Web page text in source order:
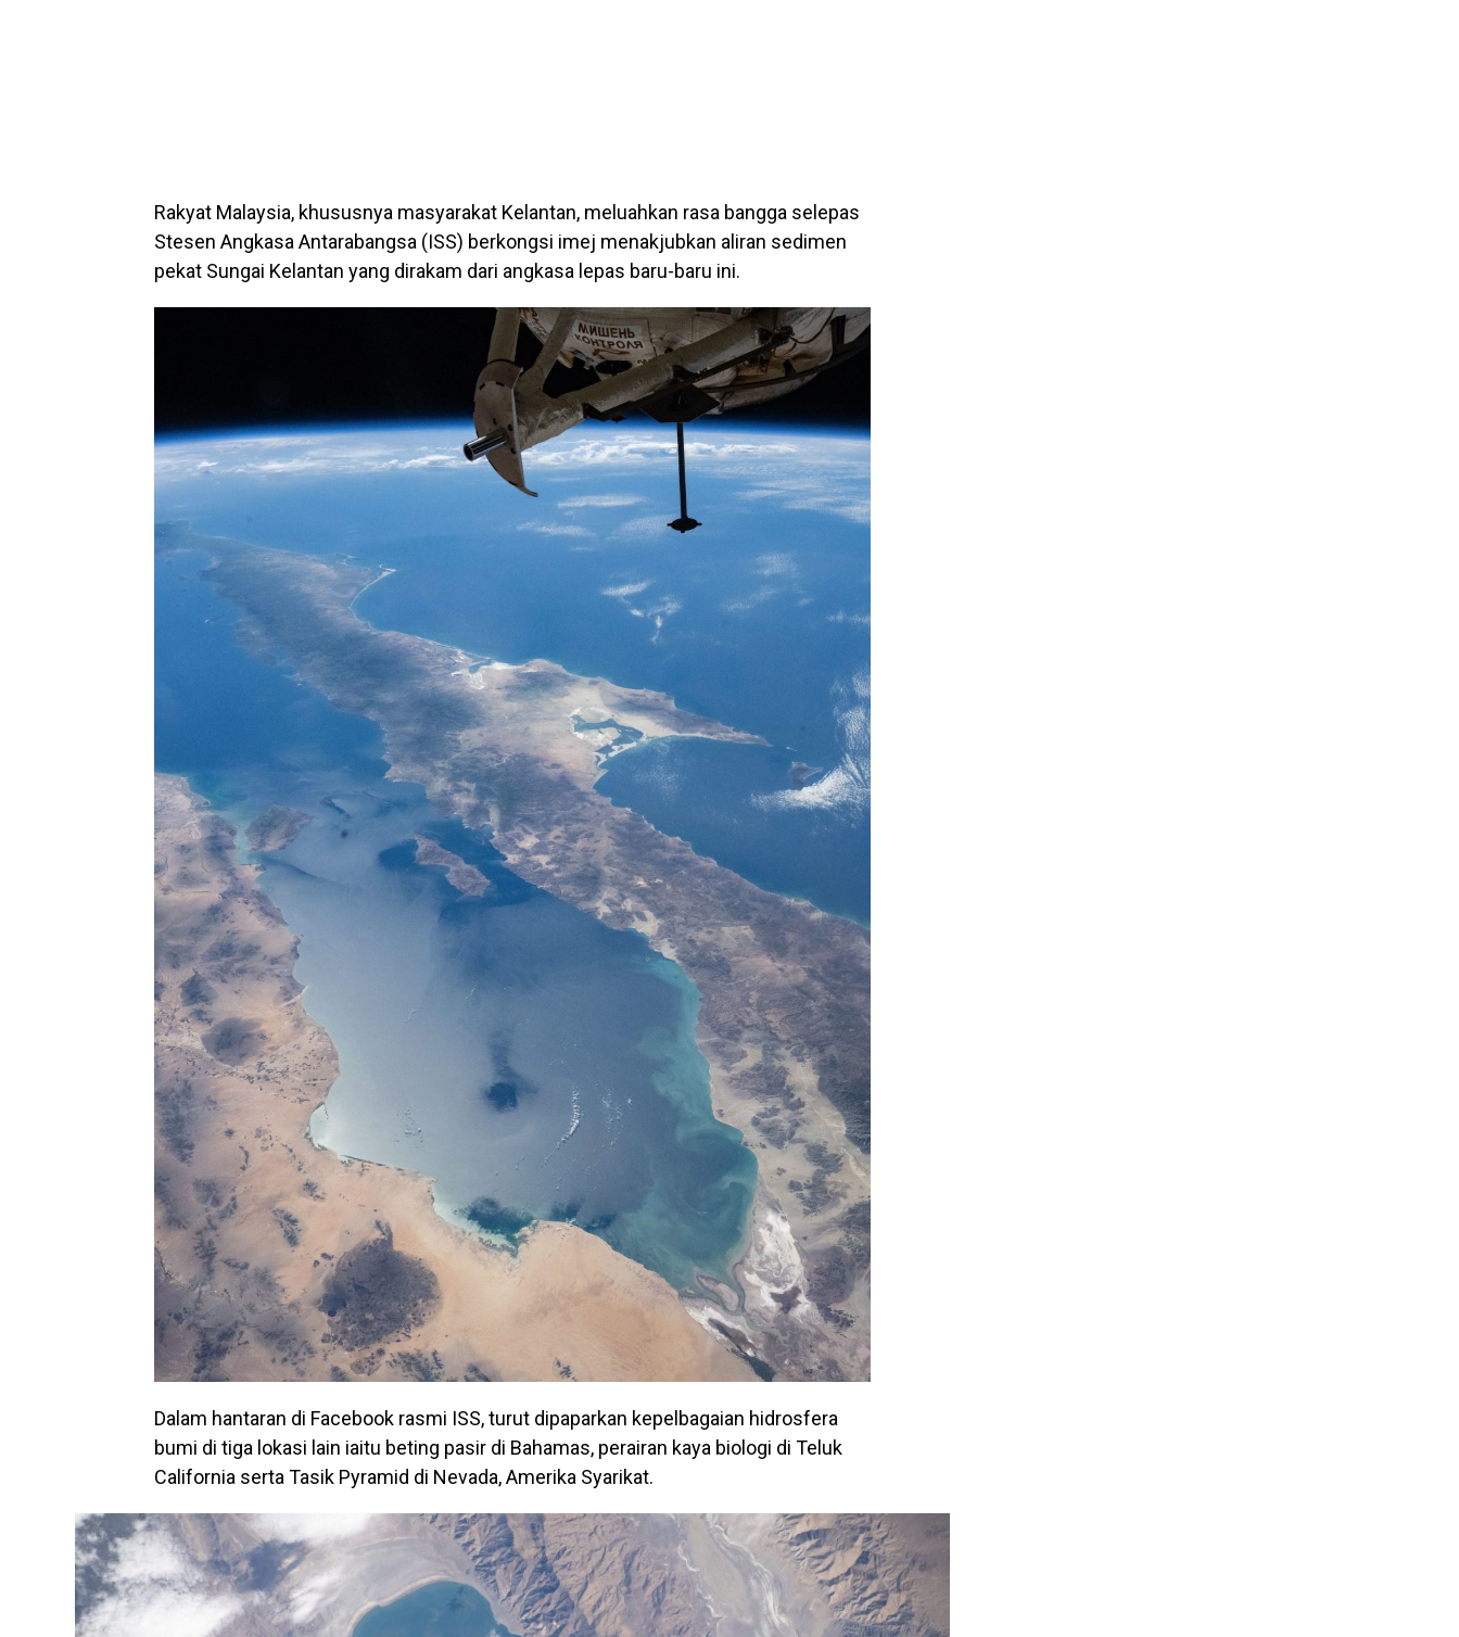
Rakyat Malaysia, khususnya masyarakat Kelantan, meluahkan rasa bangga selepas
Stesen Angkasa Antarabangsa (ISS) berkongsi imej menakjubkan aliran sedimen
pekat Sungai Kelantan yang dirakam dari angkasa lepas baru-baru ini.
Dalam hantaran di Facebook rasmi ISS, turut dipaparkan kepelbagaian hidrosfera
bumi di tiga lokasi lain iaitu beting pasir di Bahamas, perairan kaya biologi di Teluk
California serta Tasik Pyramid di Nevada, Amerika Syarikat.